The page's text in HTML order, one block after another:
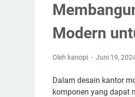
Modern
Oleh kanopi Juni 19,
Dalam desain kantor
komponen yang dapat